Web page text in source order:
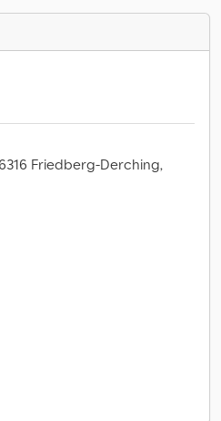
Friedberg-Derching,